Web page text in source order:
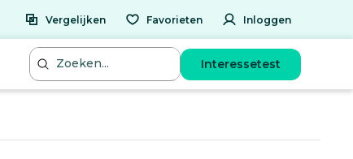
Vergelijken Favorieten Inloggen
Interessetest